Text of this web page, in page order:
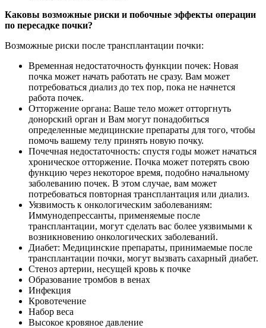
Каковы возможные риски и побочные эффекты операции
по пересадке почки?
Возможные риски после трансплантации почки:
Временная недостаточность функции почек: Новая
почка может начать работать не сразу. Вам может
потребоваться диализ до тех пор, пока не начнется
работа почек.
Отторжение органа: Ваше тело может отторгнуть
донорский орган и Вам могут понадобиться
определенные медицинские препараты для того, чтобы
помочь вашему телу принять новую почку.
Почечная недостаточность: спустя годы может начаться
хроническое отторжение. Почка может потерять свою
функцию через некоторое время, подобно начальному
заболеванию почек. В этом случае, вам может
потребоваться повторная трансплантация или диализ.
Уязвимость к онкологическим заболеваниям:
Иммунодепрессанты, применяемые после
трансплантации, могут сделать вас более уязвимыми к
возникновению онкологических заболеваний.
Диабет: Медицинские препараты, принимаемые после
трансплантации почки, могут вызвать сахарный диабет.
Стеноз артерии, несущей кровь к почке
Образование тромбов в венах
Инфекция
Кровотечение
Набор веса
Высокое кровяное давление